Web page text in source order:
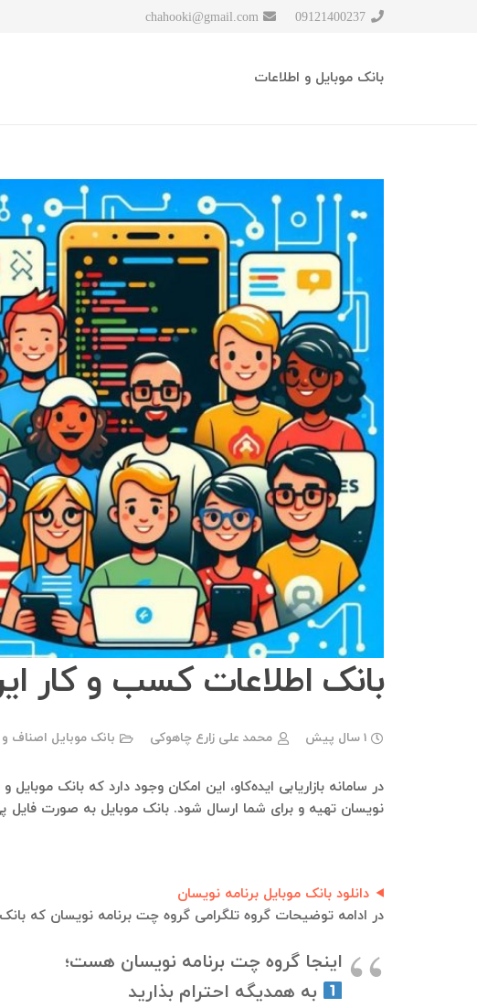
09121400237
chahooki@gmail.com
بانک موبایل و اطلاعات
بانک اطلاعات کسب و کار
1 سال پیش محمد علی زارع چاهوکی بانک موبایل اصناف
در سامانه بازاریابی ایده‌کاو، این امکان وجود دارد که بانک
نویسان تهیه و برای شما ارسال شود. بانک موبایل به صورت
دانلود بانک موبایل برنامه نویسان
در ادامه توضیحات گروه تلگرامی گروه چت برنامه نویسان که
اینجا گروه چت برنامه نویسان هست؛
به همدیگه احترام بذارید